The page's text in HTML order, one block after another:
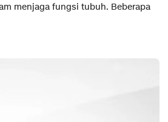
menjaga fungsi tubuh. Beberapa